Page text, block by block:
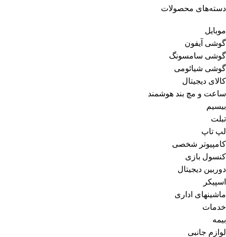
دسته‌های محصولات
موبایل
گوشی آیفون
گوشی سامسونگ
گوشی شیائومی
کالای دیجیتال
ساعت و مچ بند هوشمند
بیسیم
تبلت
لپ تاپ
کامپیوتر شخصی
کنسول بازی
دوربین دیجیتال
اسپیکر
ماشینهای اداری
خدمات
بیمه
لوازم جانبی